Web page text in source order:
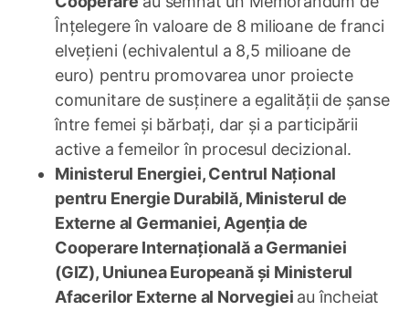
Înțelegere în valoare de 8 milioane de franci
elvețieni (echivalentul a 8,5 milioane de
euro) pentru promovarea unor proiecte
comunitare de susținere a egalității de șanse
între femei și bărbați, dar și a participării
active a femeilor în procesul decizional.
Ministerul Energiei, Centrul Național
pentru Energie Durabilă, Ministerul de
Externe al Germaniei, Agenția de
Cooperare Internațională a Germaniei
(GIZ), Uniunea Europeană și Ministerul
Afacerilor Externe al Norvegiei au încheiat